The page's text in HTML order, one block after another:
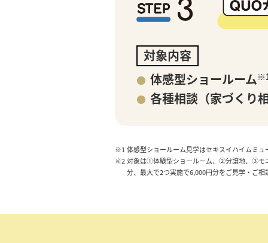
(不動産会社様はこちら)
対象内容
体感型ショールーム
各種相談（家づくり
※1 体感型ショールーム見学はセキスイハイムミュ
※2 対象は①体験型ショールーム、②分譲地、③モ
分、最大で2つ実施で6,000円分をご見学・ご